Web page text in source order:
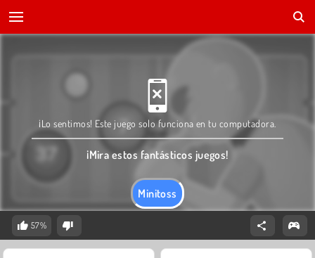
Minitoss
¡Lo sentimos! Este juego solo funciona en tu computadora.
¡Mira estos fantásticos juegos!
57%